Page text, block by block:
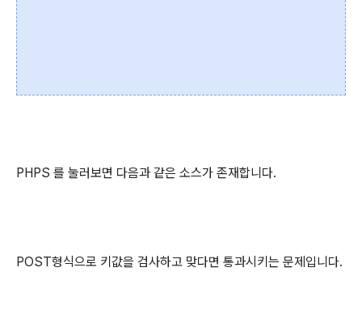
PHPS 를 눌러보면 다음과 같은 소스가 존재합니다.
POST형식으로 키값을 검사하고 맞다면 통과시키는 문제입니다.